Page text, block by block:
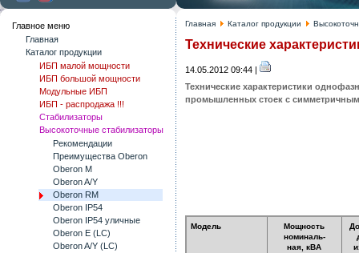
Главное меню
Главная
Каталог продукции
ИБП малой мощности
ИБП большой мощности
Модульные ИБП
ИБП - распродажа !!!
Стабилизаторы
Высокоточные стабилизаторы
Рекомендации
Преимущества Oberon
Oberon M
Oberon A/Y
Oberon RM
Oberon IP54
Oberon IP54 уличные
Oberon E (LC)
Oberon A/Y (LC)
Главная Каталог продукции
Технические
14.05.2012 09:44 |
Технические характеристики
промышленных стоек с
Модель
Мощность
номиналь-
ная, кВА